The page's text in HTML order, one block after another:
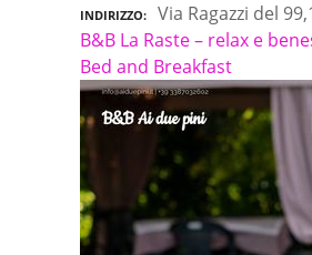
INDIRIZZO
Via Ragazzi del
B&B La Raste – relax e
Bed and Breakfast